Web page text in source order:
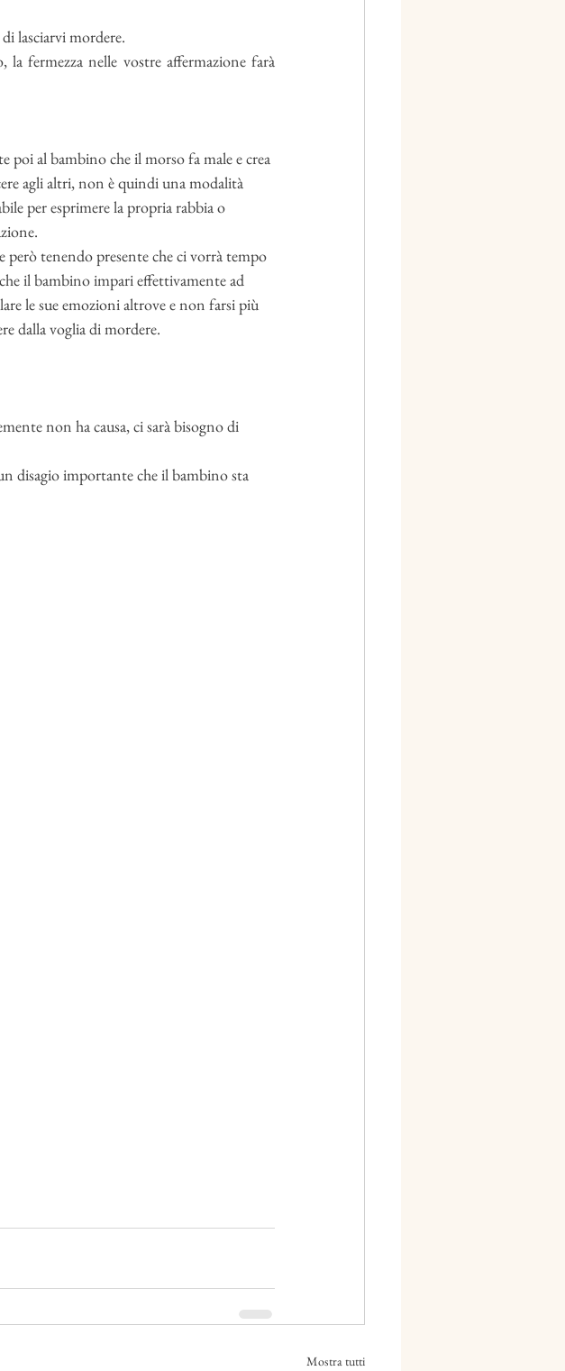
lasciarvi mordere.
fermezza nelle vostre affermazione farà
poi al bambino che il morso fa male e crea
agli altri, non è quindi una modalità
per esprimere la propria rabbia o
però tenendo presente che ci vorrà tempo
il bambino impari effettivamente ad
le sue emozioni altrove e non farsi più
dalla voglia di mordere.
non ha causa, ci sarà bisogno di
disagio importante che il bambino sta
Mostra tutti